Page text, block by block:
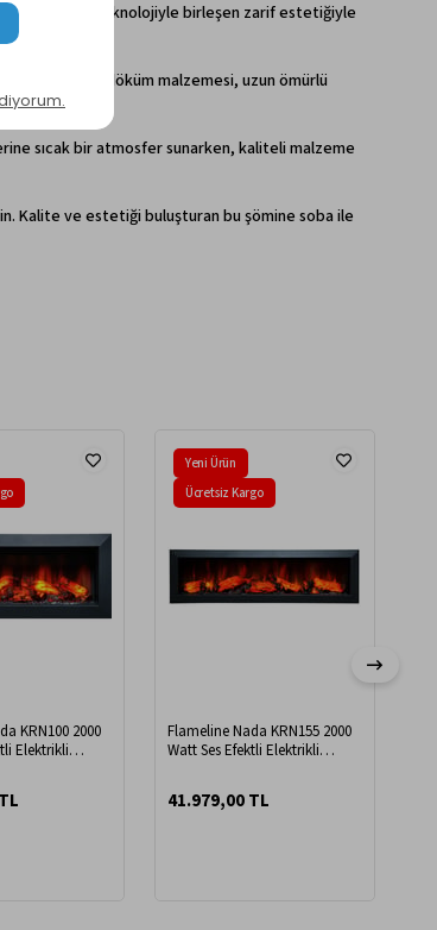
soba, modern teknolojiyle birleşen zarif estetiğiyle
Dayanıklı döküm malzemesi, uzun ömürlü
sıcak bir atmosfer sunarken, kaliteli malzeme
Kalite ve estetiği buluşturan bu şömine soba ile
KRN100 2000
Elektrikli
Flameline Nada KRN155 2000
Watt Ses Efektli Elektrikli
41.979,00 TL
Yeni Ürün
Ücretsiz Kargo